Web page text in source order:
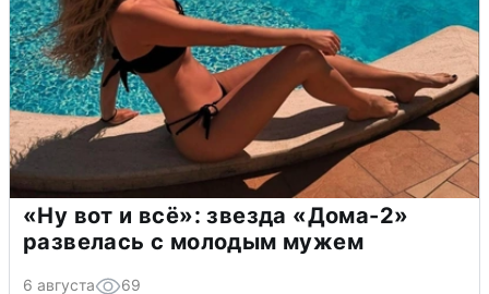
«Ну вот и всё»: звезда «Дома-2»
развелась с молодым мужем
6 августа 69